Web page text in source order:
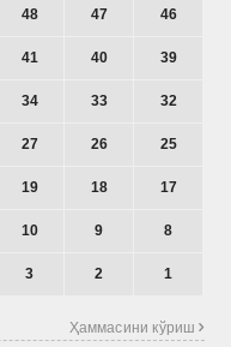
48 47 46
41 40 39
34 33 32
27 26 25
19 18 17
10 9 8
3 2 1
Ҳаммасини кўриш 